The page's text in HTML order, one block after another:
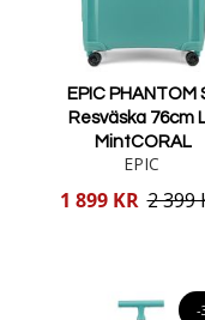
EPIC PHANTOM
Resväska 76cm
MintCORAL
EPIC
Reducerat
1 899 KR 2 399
-